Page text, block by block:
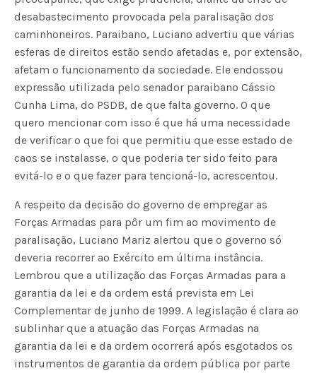
desabastecimento provocada pela paralisação dos
caminhoneiros. Paraibano, Luciano advertiu que várias
esferas de direitos estão sendo afetadas e, por extensão,
afetam o funcionamento da sociedade. Ele endossou
expressão utilizada pelo senador paraibano Cássio
Cunha Lima, do PSDB, de que falta governo. O que
quero mencionar com isso é que há uma necessidade
de verificar o que foi que permitiu que esse estado de
caos se instalasse, o que poderia ter sido feito para
evitá-lo e o que fazer para tencioná-lo, acrescentou.
A respeito da decisão do governo de empregar as
Forças Armadas para pôr um fim ao movimento de
paralisação, Luciano Mariz alertou que o governo só
deveria recorrer ao Exército em última instância.
Lembrou que a utilização das Forças Armadas para a
garantia da lei e da ordem está prevista em Lei
Complementar de junho de 1999. A legislação é clara ao
sublinhar que a atuação das Forças Armadas na
garantia da lei e da ordem ocorrerá após esgotados os
instrumentos de garantia da ordem pública por parte